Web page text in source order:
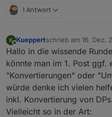
1 Antwort
K
Offline
Kueppertschrieb am 16. Dez.
zuletzt editiert von
Hallo in die wissende
könnte man im 1. Post ggf.
"Konvertierungen" oder
würde denke ich vielen
inkl. Konvertierung von DPs.
Vielleicht so in der Art: